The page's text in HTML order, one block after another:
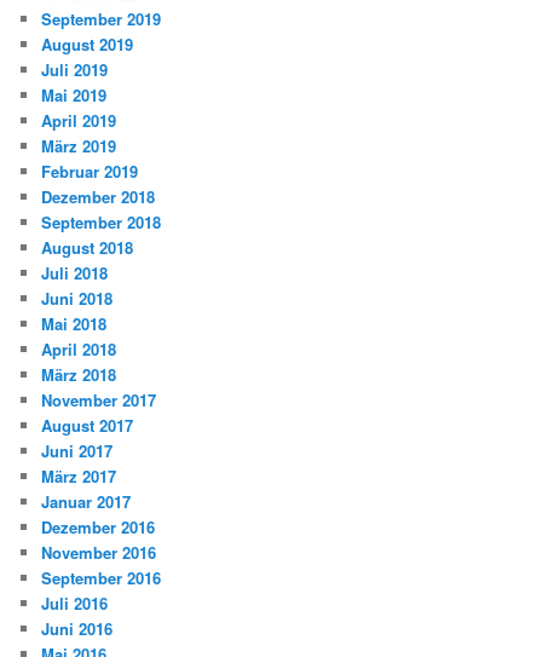
September 2019
August 2019
Juli 2019
Mai 2019
April 2019
März 2019
Februar 2019
Dezember 2018
September 2018
August 2018
Juli 2018
Juni 2018
Mai 2018
April 2018
März 2018
November 2017
August 2017
Juni 2017
März 2017
Januar 2017
Dezember 2016
November 2016
September 2016
Juli 2016
Juni 2016